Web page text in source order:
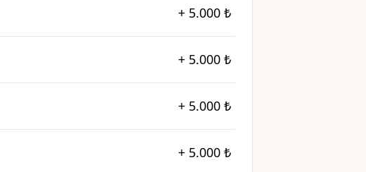
+ 5.000 ₺
+ 5.000 ₺
+ 5.000 ₺
+ 5.000 ₺